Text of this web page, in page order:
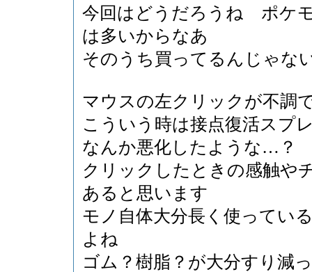
今回はどうだろうね ポケ
は多いからなあ
そのうち買ってるんじゃな
マウスの左クリックが不調
こういう時は接点復活スプ
なんか悪化したような…？
クリックしたときの感触や
あると思います
モノ自体大分長く使ってい
よね
ゴム？樹脂？が大分すり減